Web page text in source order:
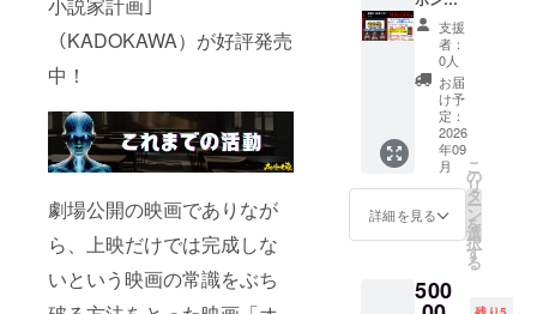
（KADOKAWA）が好評発売
中！
劇場公開の映画でありなが
ら、上映だけでは完成しな
いという映画の常識をぶち
ます。
※一般販
売され
るDVD
など、
ソフト
化され
るもの
とは内
容が異
なりま
怪現
象、怪
談師」
を書い
ていた
だく
と、そ
の怪異
の発生
確率が
上がり
※備考欄
するお
名前
リジナ
ル名刺
（200
枚）！
【プレ
ミアム
サポー
ター】
として
・エン
ドロー
ル ・
・パン
フレッ
・パン
フレッ
ト ・限
定台本
・イベ
ント時
・予告
編 ・
YouTub
e概要欄
・劇中
登場の
供
NEW！
サー】
コース
ポス
ター、
フライ
ヤーに
もお名
前を掲
載！
「オ
フィ
シャル
として
お名前
支援
者：
0人
お届
け予
定：
2026
年09
月
詳細を見る
こ
の
リ
タ
ー
ン
を
選
択
す
る
500